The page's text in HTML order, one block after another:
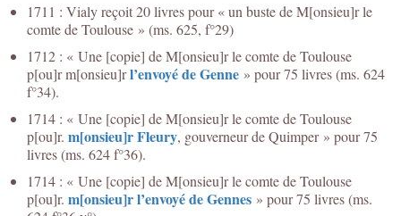
1711 : Vialy reçoit 20 livres pour « un buste de M[onsieu]r le
comte de Toulouse » (ms. 625, f°29)
1712 : « Une [copie] de M[onsieu]r le comte de Toulouse
p[ou]r m[onsieu]rl’envoyé de Genne » pour 75 livres (ms. 624
f°34).
1714 : « Une [copie] de M[onsieu]r le comte de Toulouse
p[ou]r. m[onsieu]r Fleury, gouverneur de Quimper » pour 75
livres (ms. 624 f°36).
1714 : « Une [copie] de M[onsieu]r le comte de Toulouse
p[ou]r. m[onsieu]r l’envoyé de Gennes » pour 75 livres (ms.